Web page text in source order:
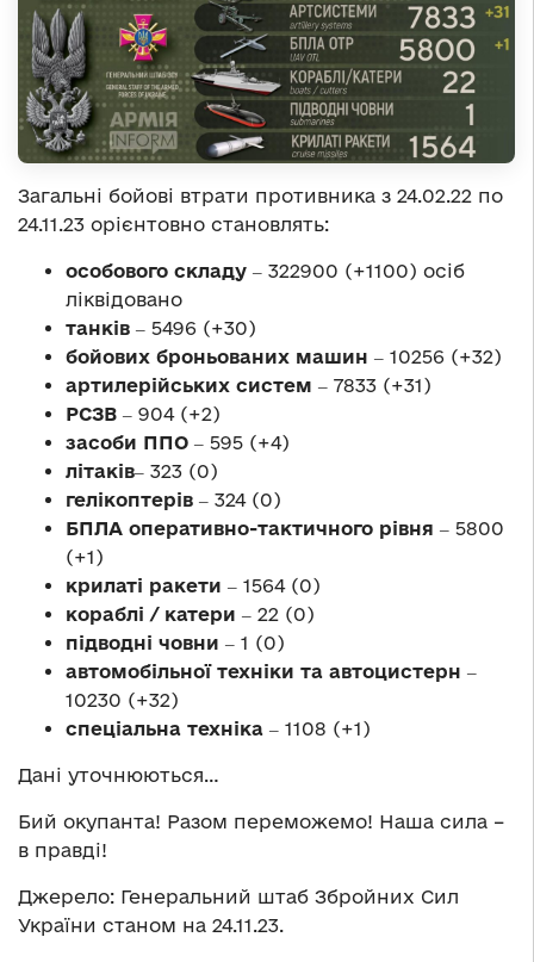
Загальні бойові втрати противника з 24.02.22 по
24.11.23 орієнтовно становлять:
особового складу ‒ 322900 (+1100) осіб
ліквідовано
танків ‒ 5496 (+30)
бойових броньованих машин ‒ 10256 (+32)
артилерійських систем ‒ 7833 (+31)
РСЗВ ‒ 904 (+2)
засоби ППО ‒ 595 (+4)
літаків‒ 323 (0)
гелікоптерів ‒ 324 (0)
БПЛА оперативно-тактичного рівня ‒ 5800
(+1)
крилаті ракети ‒ 1564 (0)
кораблі / катери ‒ 22 (0)
підводні човни ‒ 1 (0)
автомобільної техніки та автоцистерн ‒
10230 (+32)
спеціальна техніка ‒ 1108 (+1)
Дані уточнюються…
Бий окупанта! Разом переможемо! Наша сила –
в правді!
Джерело: Генеральний штаб Збройних Сил
України станом на 24.11.23.